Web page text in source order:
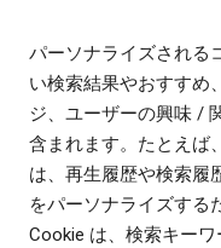
パーソナライズされる
い検索結果やおすすめ
ジ、ユーザーの興味 /
含まれます。たとえば
は、再生履歴や検索履
をパーソナライズする
Cookie は、検索キー